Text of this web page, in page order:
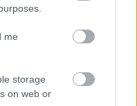
me
storage
on web or
obrazov je
zatoBuggati Veyron